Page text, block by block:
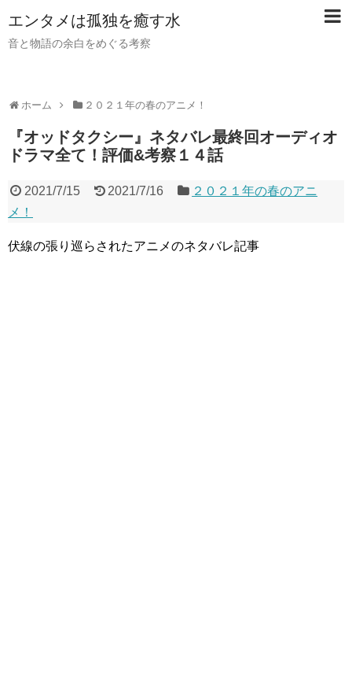
【PR】当サイトではアフィリエイト広告（PR）を利用し
ています。記事内ではアフィリエイトプログラムを利用し
て商品・サービスを紹介しています。
エンタメは孤独を癒す水
音と物語の余白をめぐる考察
ホーム ２０２１年の春のアニメ！
『オッドタクシー』ネタバレ最終回オーディオ
ドラマ全て！評価&考察１４話
2021/7/15 2021/7/16
２０２１年の春のアニ
メ！
伏線の張り巡らされたアニメのネタバレ記事